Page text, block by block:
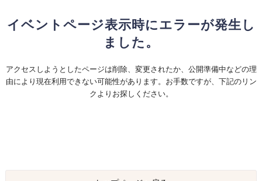
イベントページ表示時にエラーが発生し
ました。
アクセスしようとしたページは削除、変更されたか、公開準備中などの理
由により現在利用できない可能性があります。お手数ですが、下記のリン
クよりお探しください。